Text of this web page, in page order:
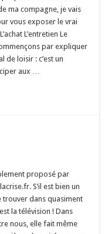
ma compagne, je vais
vous exposer le vrai
L’entretien Le
par expliquer
de loisir : c’est un
aux …
proposé par
S’il est bien un
dans quasiment
la télévision ! Dans
nous, elle fait même